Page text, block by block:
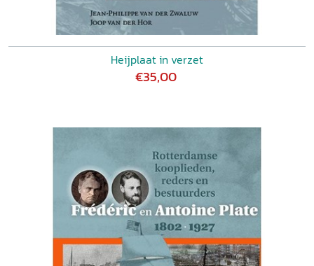
Heijplaat in verzet
€35,00